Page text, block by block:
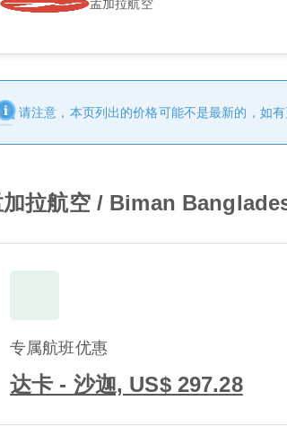
孟加拉航空
请注意，本页列出的价格可能不是最新的，如
加拉航空 / Biman
专属航班优惠
达卡 - 沙迦, US$ 297.28